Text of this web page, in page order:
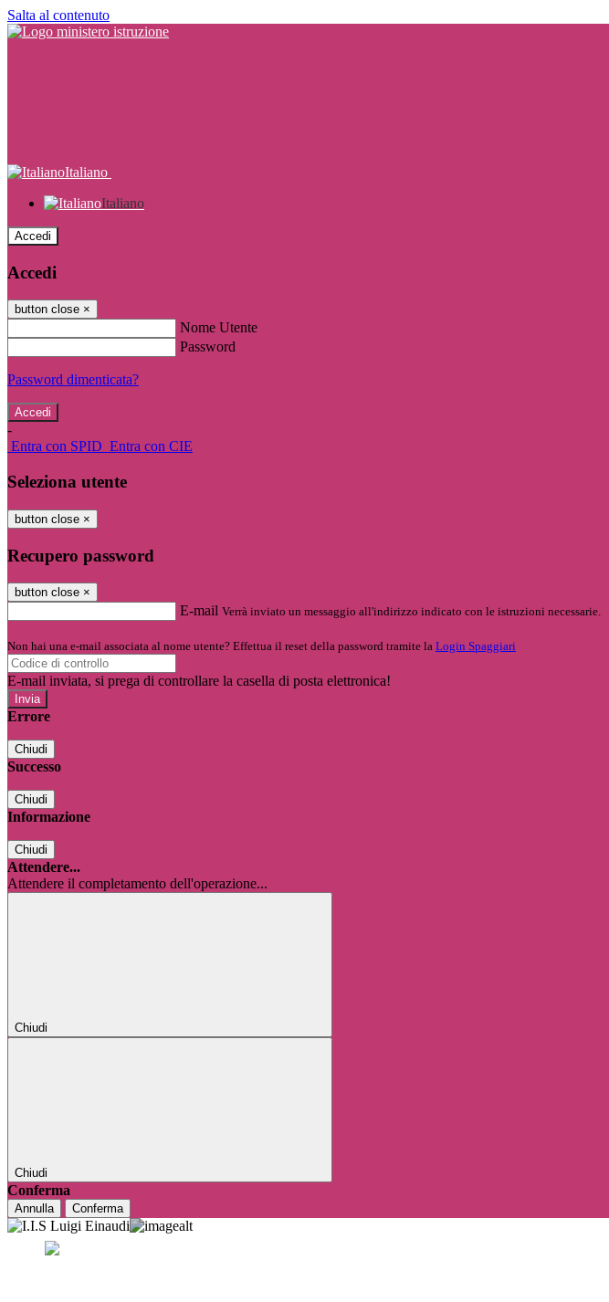
Salta al contenuto
Italiano
Italiano
Accedi
Accedi
button close ×
Nome Utente
Password
Password dimenticata?
-
Entra con SPID Entra con CIE
Seleziona utente
button close ×
Recupero password
button close ×
E-mail Verrà inviato un messaggio all'indirizzo indicato con le istruzioni necessarie.
Non hai una e-mail associata al nome utente? Effettua il reset della password tramite la Login Spaggiari
E-mail inviata, si prega di controllare la casella di posta elettronica!
Errore
Chiudi
Successo
Chiudi
Informazione
Chiudi
Attendere...
Attendere il completamento dell'operazione...
Chiudi
Chiudi
Conferma
Annulla Conferma